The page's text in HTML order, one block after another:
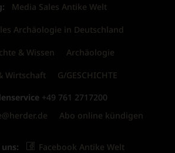
Media Sales Antike Welt
Archäologie in Deutschland
& Wissen Archäologie
Wirtschaft G/GESCHICHTE
+49 761 2717200
Abo online kündigen
Facebook Antike Welt